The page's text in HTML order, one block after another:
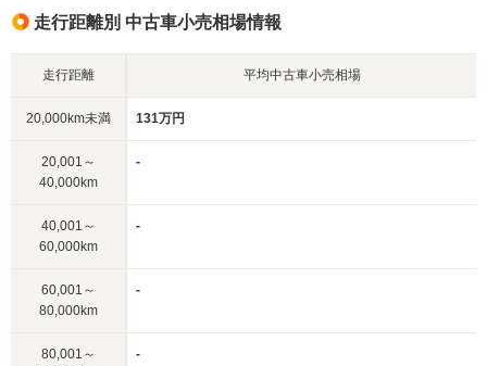
走行距離別 中古車小売相場情報
走行距離 平均中古車小売相場
20,000km未満 131万円
20,001～
40,000km
-
40,001～
60,000km
-
60,001～
80,000km
-
80,001～
-